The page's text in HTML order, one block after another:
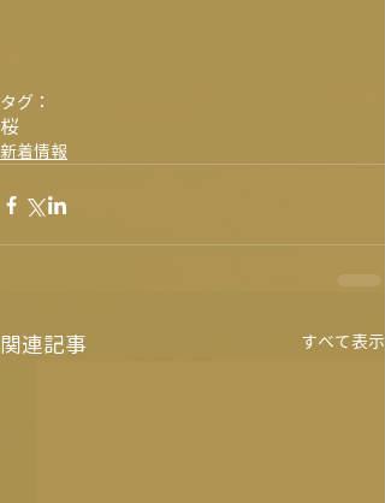
タグ：
桜
新着情報
関連記事 すべて表示